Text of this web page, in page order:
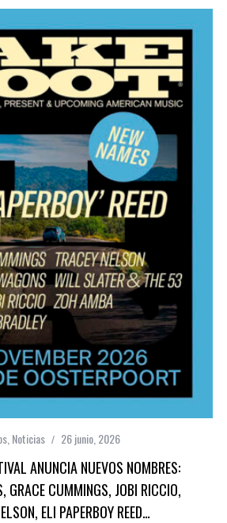
Noticias 26 junio, 2026
ANUNCIA NUEVOS NOMBRES:
GRACE CUMMINGS, JOBI RICCIO,
ELI PAPERBOY REED…